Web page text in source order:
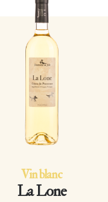
Vin blanc
La Lone